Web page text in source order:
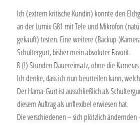
Ich (extrem kritische Kundin) konnte den
an der Lumix G81 mit Tele und Mikrofon
gekauft) testen. Eine weitere (Backup-
Schultergurt, bisher mein absoluter Favorit.
8 (!) Stunden Dauereinsatz, ohne die
Ich denke, dass ich nun beurteilen kann,
Der Hama-Gurt ist ausschließlich als
diesem Auftrag als unflexibel erwiesen hat.
Die verschiedenen – sich plötzlich